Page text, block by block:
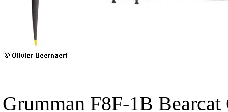
Grumman F8F-1B